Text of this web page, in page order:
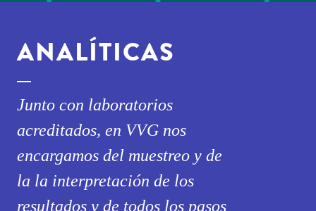
ANALÍTICAS
Junto con laboratorios
acreditados, en VVG nos
encargamos del muestreo y de
la la interpretación de los
resultados y de todos los pasos